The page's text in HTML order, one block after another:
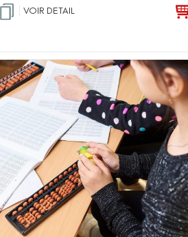
VOIR DETAIL